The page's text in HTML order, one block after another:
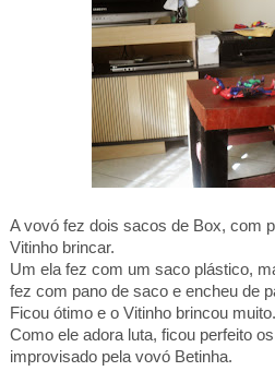
A vovó fez dois sacos de Box, com
Vitinho brincar.
Um ela fez com um saco plástico,
fez com pano de saco e encheu de
Ficou ótimo e o Vitinho brincou
Como ele adora luta, ficou perfeito
improvisado pela vovó Betinha.